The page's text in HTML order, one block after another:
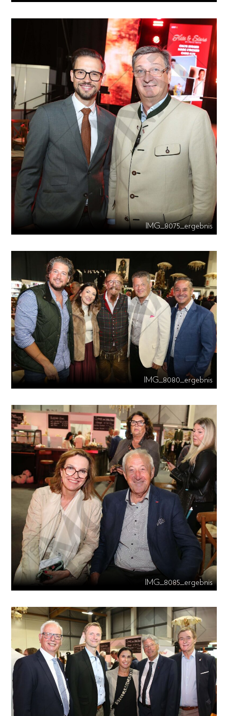
IMG_8075_ergebnis
IMG_8080_ergebnis
IMG_8085_ergebnis